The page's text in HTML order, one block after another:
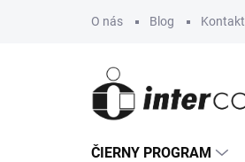
O nás Blog Kontakt
ČIERNY PROGRAM